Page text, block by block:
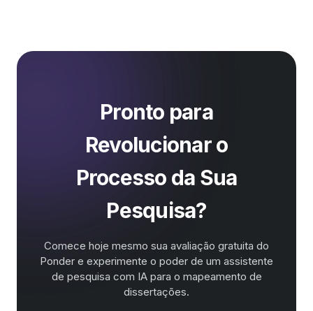
Pronto para
Revolucionar o
Processo da Sua
Pesquisa?
Comece hoje mesmo sua avaliação gratuita do
Ponder e experimente o poder de um assistente
de pesquisa com IA para o mapeamento de
dissertações.